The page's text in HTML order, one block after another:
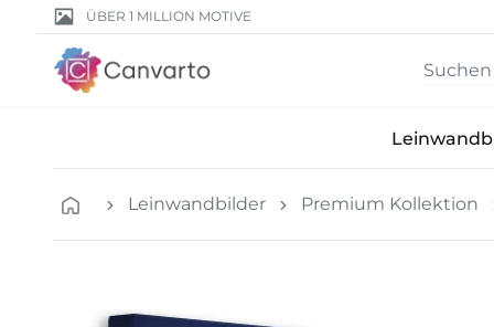
ÜBER 1 MILLION MOTIVE
Leinwandbilder Premium Kollektion